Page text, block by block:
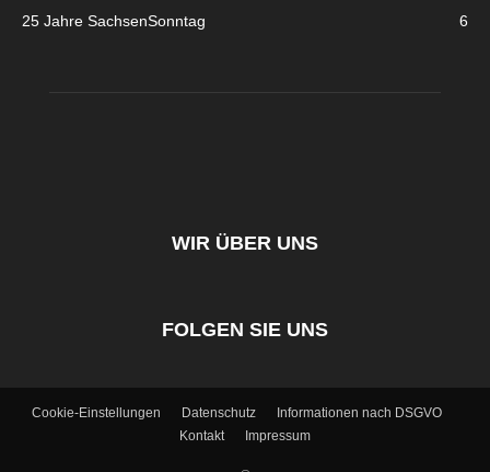
25 Jahre SachsenSonntag
6
WIR ÜBER UNS
FOLGEN SIE UNS
Cookie-Einstellungen Datenschutz
Informationen nach DSGVO
Kontakt
Impressum